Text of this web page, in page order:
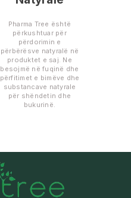
Pharma Tree është
përkushtuar për
përdorimin e
përbërësve natyralë në
produktet e saj. Ne
besojmë në fuqinë dhe
përfitimet e bimëve dhe
substancave natyrale
për shëndetin dhe
bukurinë.